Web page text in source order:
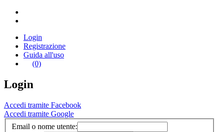
Login
Registrazione
Guida all'uso
(0)
Login
Accedi tramite Facebook
Accedi tramite Google
Email o nome utente: